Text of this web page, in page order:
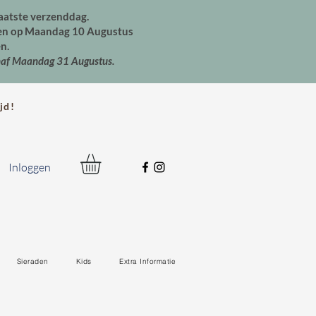
verzenddag.
op Maandag 10 Augustus
Maandag 31 Augustus.
Inloggen
Sieraden Kids Extra Informatie